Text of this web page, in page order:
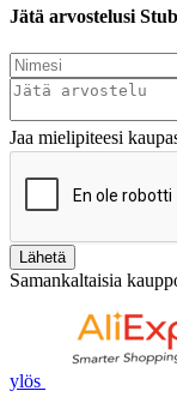
Jätä arvostelusi
Jaa mielipiteesi
Lähetä
Samankaltaisia
ylös